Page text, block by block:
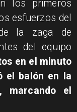
los primeros
esfuerzos del
la zaga de
del equipo
en el minuto
el balón en la
el